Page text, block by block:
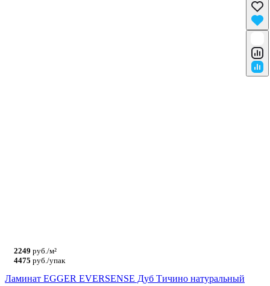
2249 руб./м²
4475 руб./упак
Ламинат EGGER EVERSENSE Дуб Тичино натуральный